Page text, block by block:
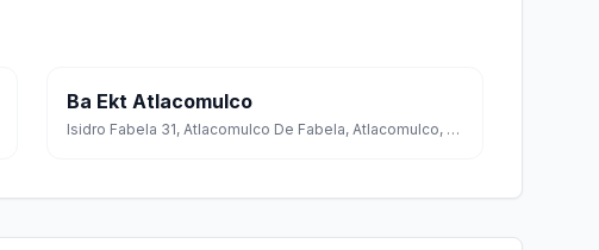
Ba Ekt Atlacomulco
Isidro Fabela 31, Atlacomulco De Fabela, Atlacomulco, Estado de México